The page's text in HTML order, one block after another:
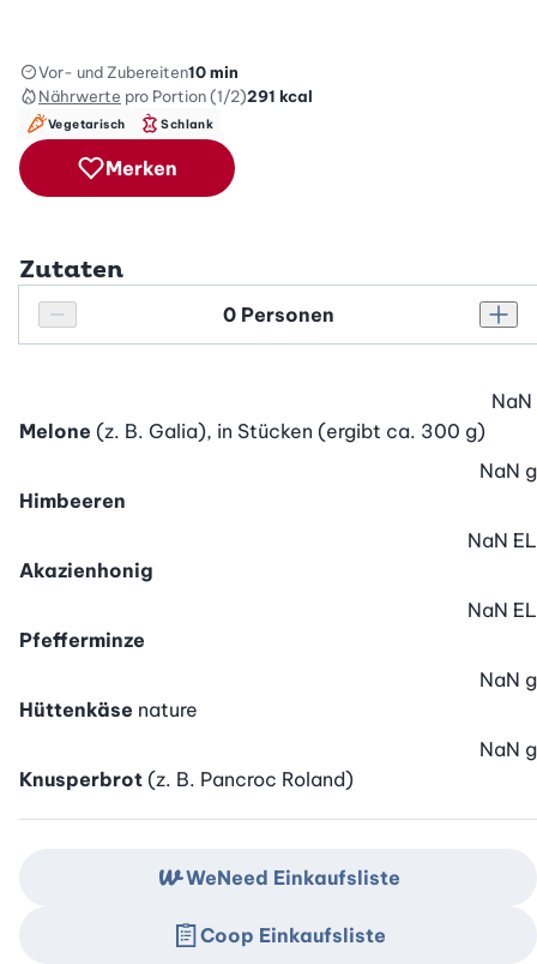
Vor- und Zubereiten10 min
Nährwerte pro Portion (1/2)291 kcal
Vegetarisch Schlank
Merken
Zutaten
Personenanzahl verringern
Personenanzahl
Melone (z. B. Galia), in Stücken (ergibt ca. 300 g)
NaN
Himbeeren
NaN g
Akazienhonig
NaN EL
Pfefferminze
NaN EL
Hüttenkäse nature
NaN g
Knusperbrot (z. B. Pancroc Roland)
NaN g
WeNeed Einkaufsliste
Coop Einkaufsliste